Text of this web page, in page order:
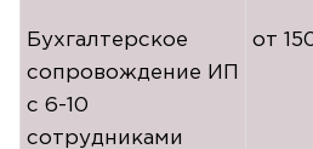
Бухгалтерское
сопровождение ИП
с 6-10
сотрудниками
от